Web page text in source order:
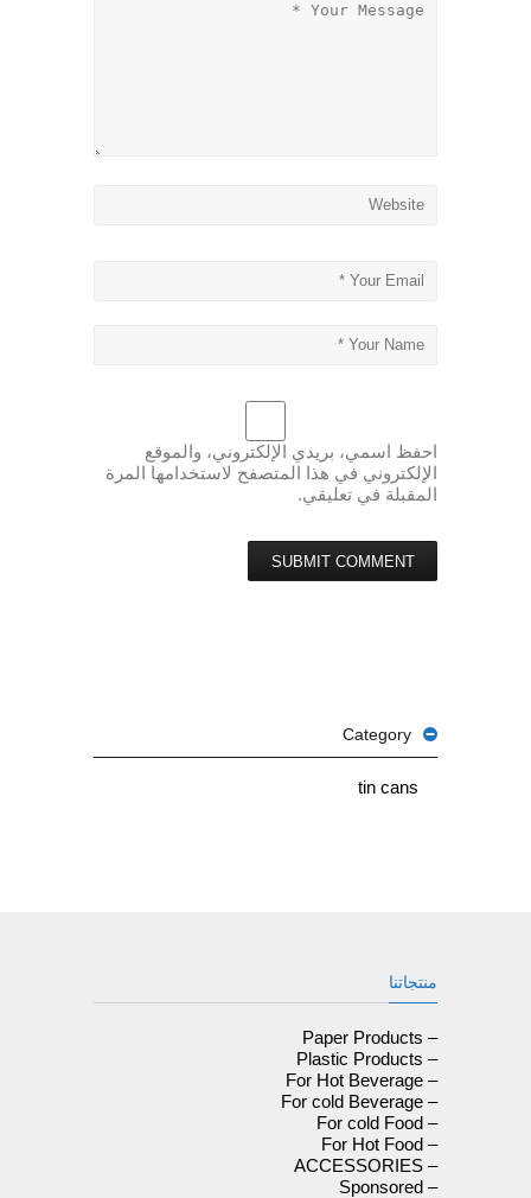
احفظ اسمي، بريدي الإلكتروني، والموقع
الإلكتروني في هذا المتصفح لاستخدامها المرة
المقبلة في تعليقي.
Category
tin cans
منتجاتنا
– Paper Products
– Plastic Products
– For Hot Beverage
– For cold Beverage
– For cold Food
– For Hot Food
– ACCESSORIES
– Sponsored